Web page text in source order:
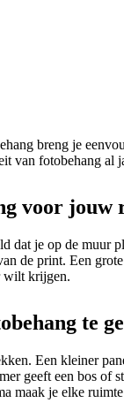
breng je
fotobehang al
voor jouw
dat je op de
de print. Een
wilt krijgen.
te
Een kleiner
geeft een bos of
maak je elke